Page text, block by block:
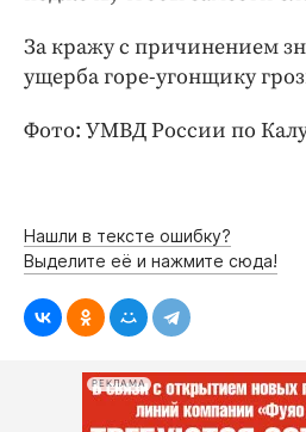
За кражу с причинением
ущерба горе-угонщику
Фото: УМВД России по
Нашли в тексте ошибку?
Выделите её и нажмите сюда!
РЕКЛАМА